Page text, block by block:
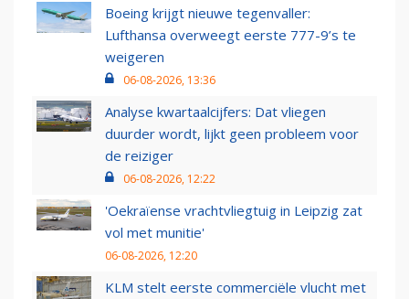
Boeing krijgt nieuwe tegenvaller:
Lufthansa overweegt eerste 777-9’s te
weigeren
06-08-2026, 13:36
Analyse kwartaalcijfers: Dat vliegen
duurder wordt, lijkt geen probleem voor
de reiziger
06-08-2026, 12:22
'Oekraïense vrachtvliegtuig in Leipzig zat
vol met munitie'
06-08-2026, 12:20
KLM stelt eerste commerciële vlucht met